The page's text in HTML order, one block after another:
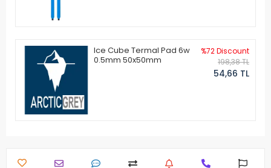
Ice Cube Termal Pad 6w
0.5mm 50x50mm
%72 Discount
198,38 TL
54,66 TL